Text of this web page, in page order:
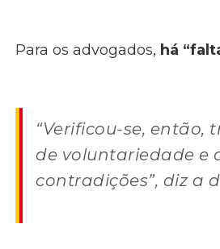
Para os advogados, há
“Verificou-se,
de voluntariedade e
contradições”, diz a